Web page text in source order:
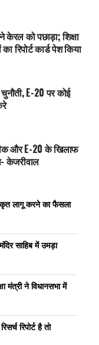
केरल को पछाड़ा; शिक्षा
रिपोर्ट कार्ड पेश किया
E-20 पर कोई
और E-20 के खिलाफ
केजरीवाल
लागू करने का फैसला
साहिब में उमड़ा
मंत्री ने विधानसभा में
रिपोर्ट है तो